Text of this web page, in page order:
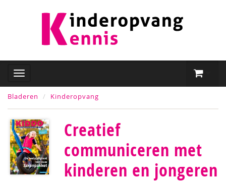
Bladeren Kinderopvang
Creatief
communiceren met
kinderen en jongeren